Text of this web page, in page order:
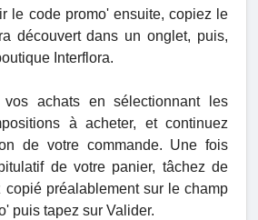
le code promo' ensuite, copiez le
découvert dans un onglet, puis,
Interflora.
achats en sélectionnant les
à acheter, et continuez
de votre commande. Une fois
de votre panier, tâchez de
copié préalablement sur le champ
puis tapez sur Valider.